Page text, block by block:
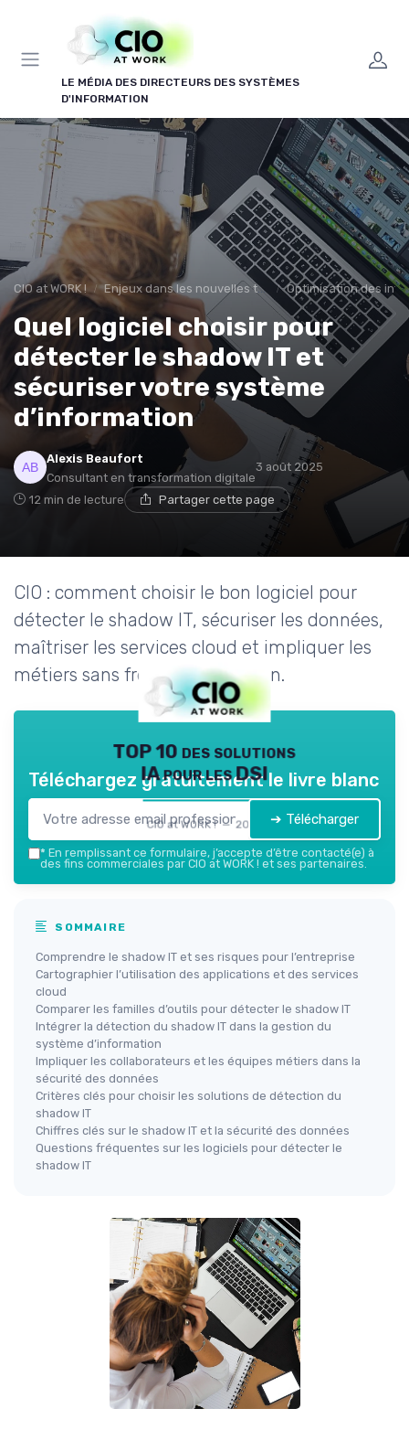
LE MÉDIA DES DIRECTEURS DES SYSTÈMES
D'INFORMATION
CIO at WORK ! Enjeux dans les nouvelles technologies Optimisation des
Quel logiciel choisir pour
détecter le shadow IT et
sécuriser votre système
d’information
Alexis Beaufort
Consultant en transformation digitale
3 août 2025
12 min de lecture Partager cette page
CIO : comment choisir le bon logiciel pour
détecter le shadow IT, sécuriser les données,
maîtriser les services cloud et impliquer les
métiers sans freiner l’innovation.
TOP 10 des solutions
IA pour les DSI
CIO at WORK ! — 2026
Téléchargez gratuitement le livre blanc
➔ Télécharger
* En remplissant ce formulaire, j’accepte d’être contacté(e) à
des fins commerciales par CIO at WORK ! et ses partenaires.
SOMMAIRE
Comprendre le shadow IT et ses risques pour l’entreprise
Cartographier l’utilisation des applications et des services
cloud
Comparer les familles d’outils pour détecter le shadow IT
Intégrer la détection du shadow IT dans la gestion du
système d’information
Impliquer les collaborateurs et les équipes métiers dans la
sécurité des données
Critères clés pour choisir les solutions de détection du
shadow IT
Chiffres clés sur le shadow IT et la sécurité des données
Questions fréquentes sur les logiciels pour détecter le
shadow IT